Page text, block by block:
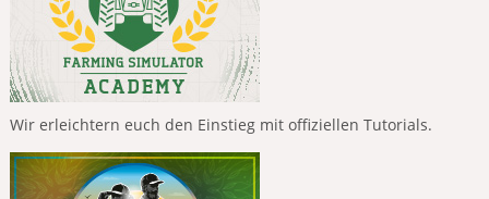
Wir erleichtern euch den Einstieg mit offiziellen Tutorials.